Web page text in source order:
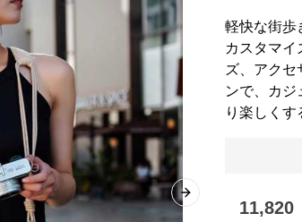
Next slide
軽快な街歩
カスタマイ
ズ、アクセ
ンで、カジ
り楽しくす
11,820